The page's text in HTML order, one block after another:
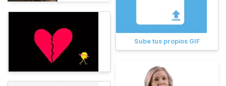
Sube tus propios GIF